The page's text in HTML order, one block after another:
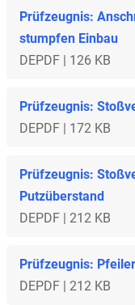
Prüfzeugnis:
stumpfen Einbau
DEPDF | 126 KB
Prüfzeugnis:
DEPDF | 172 KB
Prüfzeugnis:
Putzüberstand
DEPDF | 212 KB
Prüfzeugnis:
DEPDF | 212 KB